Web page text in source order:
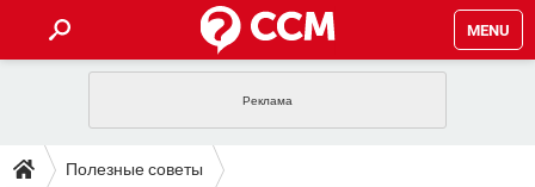
MENU
INSTAGRAM
ПОЛЕЗНЫЕ СОВЕТЫ
Полезные советы